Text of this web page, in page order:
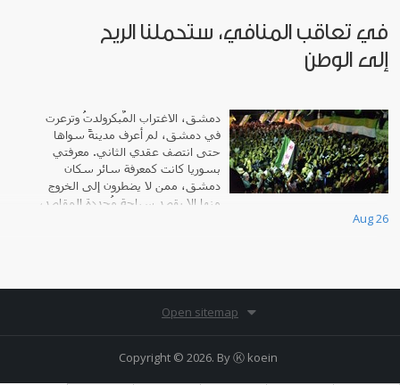
في تعاقب المنافي، ستحملنا الريح
إلى الوطن
دمشق، الاغتراب المٌبكرولدتُ وترعرت
في دمشق، لم أعرف مدينةً سواها
حتى انتصف عقدي الثاني. معرفتي
بسوريا كانت كمعرفة سائر سكان
دمشق، ممن لا يضطرون إلى الخروج
منها إلا بقصد سياحةٍ مُحددة المقاصد،
أو لرحل
Aug 26
Open sitemap
Copyright © 2026. ByⓀ koein